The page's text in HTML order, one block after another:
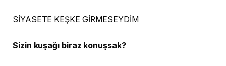
SİYASETE KEŞKE GİRMESEYDİM
Sizin kuşağı biraz konuşsak?